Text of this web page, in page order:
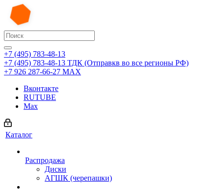
+7 (495) 783-48-13
+7 (495) 783-48-13 ТДК (Отправкв во все регионы РФ)
+7 926 287-66-27 МАХ
Вконтакте
RUTUBE
Max
Каталог
Распродажа
Диски
АГШК (черепашки)